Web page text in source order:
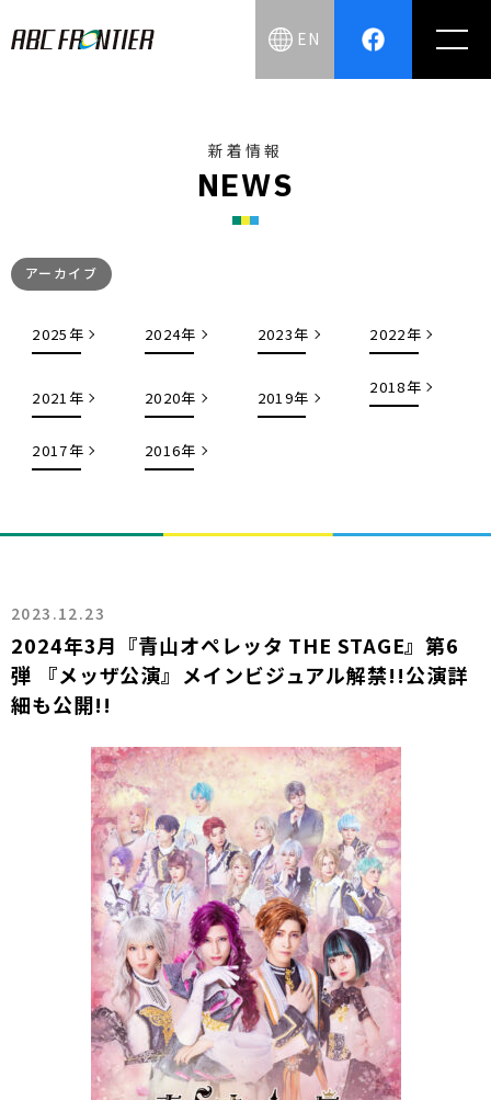
EN
新着情報
NEWS
アーカイブ
2025年 2024年 2023年 2022年
2021年 2020年 2019年
2018年
2017年 2016年
2023.12.23
2024年3月『青山オペレッタ THE STAGE』第6
弾 『メッザ公演』メインビジュアル解禁!!公演詳
細も公開!!